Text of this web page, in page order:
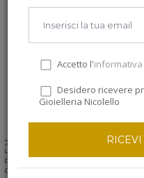
PREV
Accetto l'
Desidero ricevere
Gioielleria Nicolello